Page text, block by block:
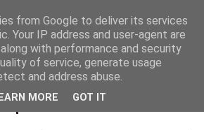
para San Valentín
from Google to deliver its services
Your IP address and user-agent are
with performance and security
of service, generate usage
and address abuse.
MORE GOT IT